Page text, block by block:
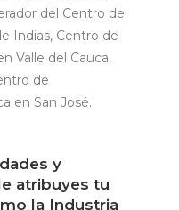
del Centro de
Indias, Centro de
Valle del Cauca,
de
en San José.
y
atribuyes tu
la Industria